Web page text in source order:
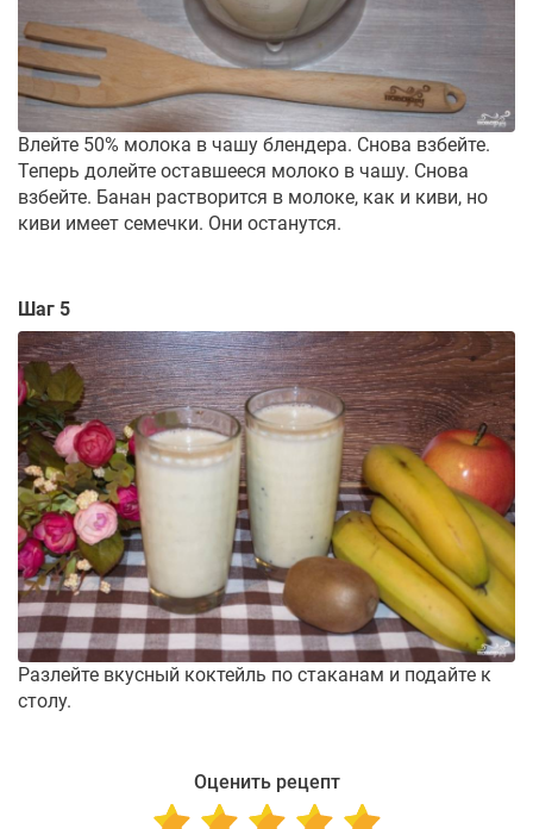
Влейте 50% молока в чашу блендера. Снова взбейте.
Теперь долейте оставшееся молоко в чашу. Снова
взбейте. Банан растворится в молоке, как и киви, но
киви имеет семечки. Они останутся.
Шаг 5
Разлейте вкусный коктейль по стаканам и подайте к
столу.
Оценить рецепт